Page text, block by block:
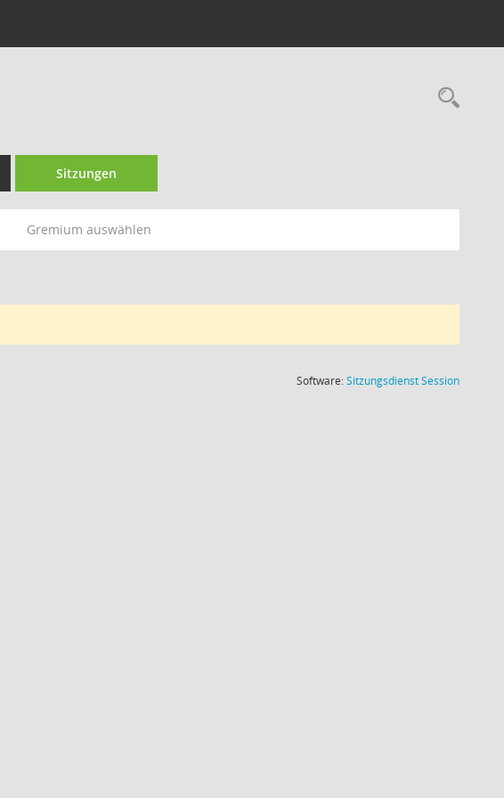
Sitzungen
Gremium auswählen
Software:SitzungsdienstSession(Wird in